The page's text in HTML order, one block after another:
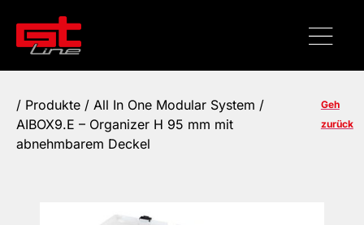
/ Produkte / All In One Modular System /
AIBOX9.E – Organizer H 95 mm mit
abnehmbarem Deckel
Geh
zurück